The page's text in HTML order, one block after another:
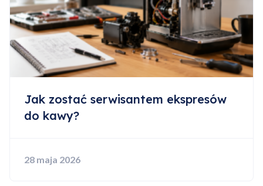
Jak zostać serwisantem ekspresów
do kawy?
28 maja 2026